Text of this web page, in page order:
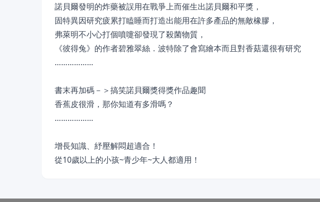
諾貝爾發明的炸藥被誤用在戰爭上而催生出諾貝爾和平獎，
固特異因研究疲累打瞌睡而打造出能用在許多產品的無敵橡膠，
弗萊明不小心打個噴嚏卻發現了殺菌物質，
《彼得兔》的作者碧雅翠絲．波特除了會寫繪本而且對香菇還很有研究
………………
書末再加碼－＞搞笑諾貝爾獎得獎作品趣聞
香蕉皮很滑，那你知道有多滑嗎？
………………
增長知識、紓壓解悶超適合！
從10歲以上的小孩~青少年~大人都適用！